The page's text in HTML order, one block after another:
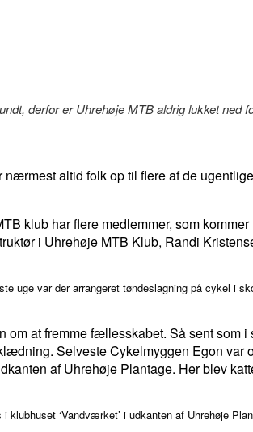
derfor er Uhrehøje MTB aldrig lukket ned
altid folk op til flere af de
klub har flere medlemmer, som
i Uhrehøje MTB Klub, Randi
uge var der arrangeret tøndeslagning på cykel i
at fremme fællesskabet. Så sent
Selveste Cykelmyggen Egon
af Uhrehøje Plantage. Her blev
klubhuset ‘Vandværket’ i udkanten af Uhrehøje